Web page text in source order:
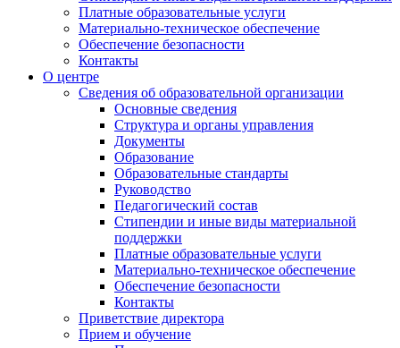
Платные образовательные услуги
Материально-техническое обеспечение
Обеспечение безопасности
Контакты
О центре
Сведения об образовательной организации
Основные сведения
Структура и органы управления
Документы
Образование
Образовательные стандарты
Руководство
Педагогический состав
Стипендии и иные виды материальной
поддержки
Платные образовательные услуги
Материально-техническое обеспечение
Обеспечение безопасности
Контакты
Приветствие директора
Прием и обучение